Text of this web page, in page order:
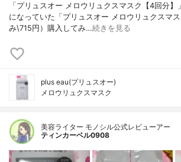
「プリュスオー メロウリュクスマスク【4回分
になっていた「プリュスオー メロウリュクスマ
み\715円）購入してみ…続きを見る
plus eau(プリュスオー)
メロウリュクスマスク
美容ライター モノシル公式レビューアー
ティンカーベル0908